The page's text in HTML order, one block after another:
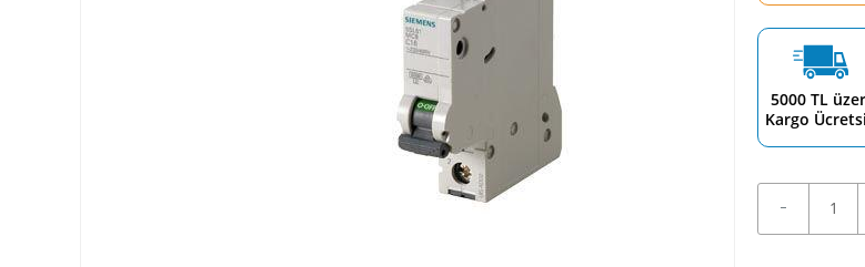
5000 TL
Kargo